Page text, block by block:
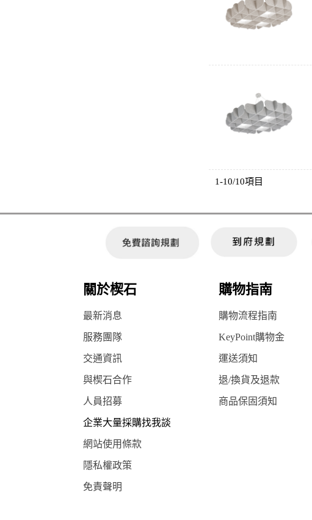
1-10/10項目
關於楔石 購物指南
最新消息 購物流程指南
服務團隊 KeyPoint購物金
交通資訊 運送須知
與楔石合作 退/換貨及退款
人員招募 商品保固須知
企業大量採購找我談
網站使用條款
隱私權政策
免責聲明